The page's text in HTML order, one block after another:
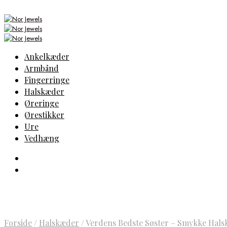
Ankelkæder
Armbånd
Fingerringe
Halskæder
Øreringe
Ørestikker
Ure
Vedhæng
Forside / Halskæder /Verdens Bedste Søster – Smykke